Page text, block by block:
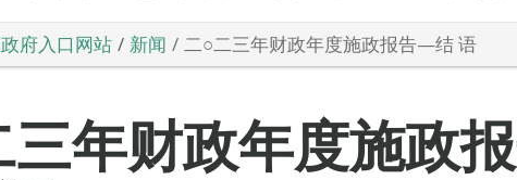
府入口网站 新闻 二○二三年财政年度施政报告—结 语
年财政年度施政